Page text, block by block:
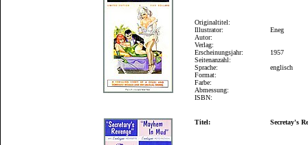
Originaltitel:
Illustrator:
Autor:
Verlag:
Erscheinungsjahr:
Seitenanzahl:
Sprache:
Format:
Farbe:
Abmessung:
ISBN:
Eneg
1957
englisch
Titel: Secretay's